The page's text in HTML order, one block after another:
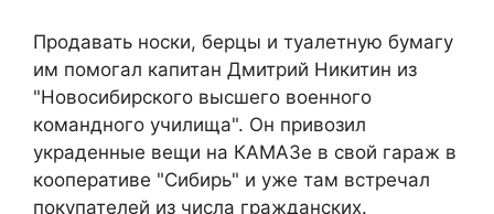
Продавать носки, берцы и туалетную бумагу
им помогал капитан Дмитрий Никитин из
"Новосибирского высшего военного
командного училища". Он привозил
украденные вещи на КАМАЗе в свой гараж в
кооперативе "Сибирь" и уже там встречал
покупателей из числа гражданских.